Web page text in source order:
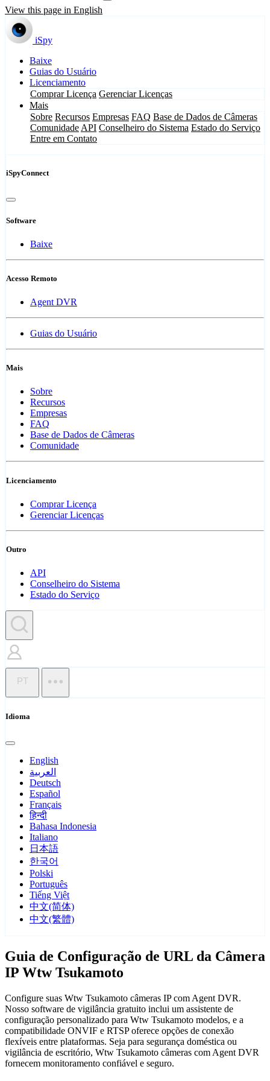
View this page in English
iSpy
Baixe
Guias do Usuário
Licenciamento
Comprar Licença Gerenciar Licenças
Mais
Sobre Recursos Empresas FAQ Base de Dados de Câmeras
Comunidade API Conselheiro do Sistema Estado do Serviço
Entre em Contato
iSpyConnect
Software
Baixe
Acesso Remoto
Agent DVR
Guias do Usuário
Mais
Sobre
Recursos
Empresas
FAQ
Base de Dados de Câmeras
Comunidade
Licenciamento
Comprar Licença
Gerenciar Licenças
Outro
API
Conselheiro do Sistema
Estado do Serviço
PT
Idioma
English
العربية
Deutsch
Español
Français
हिन्दी
Bahasa Indonesia
Italiano
日本語
한국어
Polski
Português
Tiếng Việt
中文(简体)
中文(繁體)
Guia de Configuração de URL da Câmera
IP Wtw Tsukamoto
Configure suas Wtw Tsukamoto câmeras IP com Agent DVR.
Nosso software de vigilância gratuito inclui um assistente de
configuração personalizado para Wtw Tsukamoto modelos, e a
compatibilidade ONVIF e RTSP oferece opções de conexão
flexíveis entre plataformas. Seja para segurança doméstica ou
vigilância de escritório, Wtw Tsukamoto câmeras com Agent DVR
fornecem monitoramento confiável e seguro.